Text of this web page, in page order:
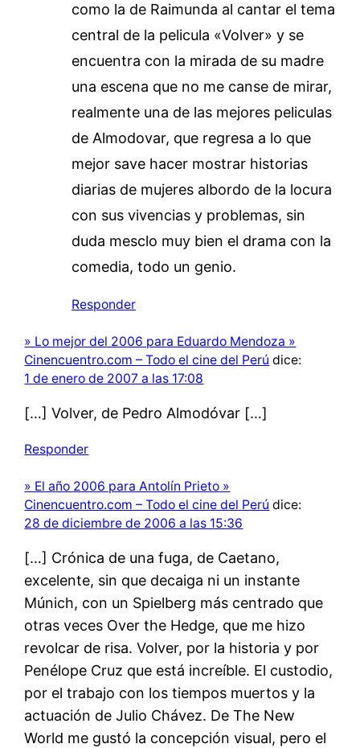
como la de Raimunda al cantar el tema
central de la pelicula «Volver» y se
encuentra con la mirada de su madre
una escena que no me canse de mirar,
realmente una de las mejores peliculas
de Almodovar, que regresa a lo que
mejor save hacer mostrar historias
diarias de mujeres albordo de la locura
con sus vivencias y problemas, sin
duda mesclo muy bien el drama con la
comedia, todo un genio.
Responder
» Lo mejor del 2006 para Eduardo Mendoza »
Cinencuentro.com – Todo el cine del Perú dice:
1 de enero de 2007 a las 17:08
[…] Volver, de Pedro Almodóvar […]
Responder
» El año 2006 para Antolín Prieto »
Cinencuentro.com – Todo el cine del Perú dice:
28 de diciembre de 2006 a las 15:36
[…] Crónica de una fuga, de Caetano,
excelente, sin que decaiga ni un instante
Múnich, con un Spielberg más centrado que
otras veces Over the Hedge, que me hizo
revolcar de risa. Volver, por la historia y por
Penélope Cruz que está increíble. El custodio,
por el trabajo con los tiempos muertos y la
actuación de Julio Chávez. De The New
World me gustó la concepción visual, pero el